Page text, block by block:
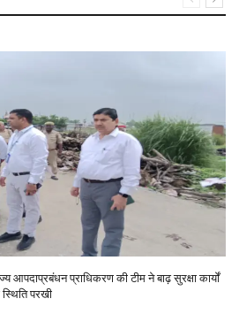
आपदाप्रबंधन प्राधिकरण की टीम ने बाढ़ सुरक्षा कार्यों
परखी